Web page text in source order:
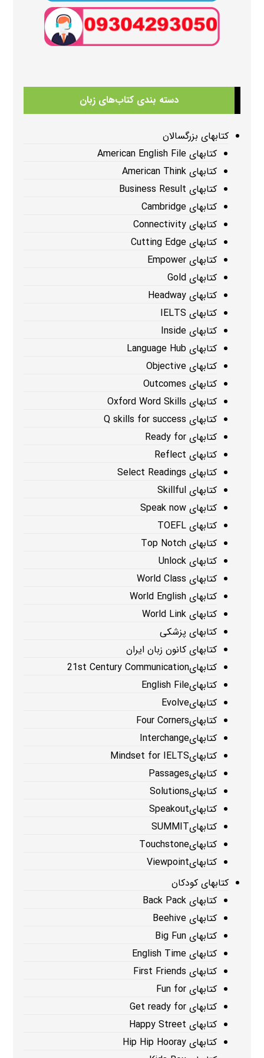
دسته بندی کتاب‌های زبان
کتابهای بزرگسالان
کتابهای American English File
کتابهای American Think
کتابهای Business Result
کتابهای Cambridge
کتابهای Connectivity
کتابهای Cutting Edge
کتابهای Empower
کتابهای Gold
کتابهای Headway
کتابهای IELTS
کتابهای Inside
کتابهای Language Hub
کتابهای Objective
کتابهای Outcomes
کتابهای Oxford Word Skills
کتابهای Q skills for success
کتابهای Ready for
کتابهای Reflect
کتابهای Select Readings
کتابهای Skillful
کتابهای Speak now
کتابهای TOEFL
کتابهای Top Notch
کتابهای Unlock
کتابهای World Class
کتابهای World English
کتابهای World Link
کتابهای پزشکی
کتابهای کانون زبان ایران
کتابهای21st Century Communication
کتابهایEnglish File
کتابهایEvolve
کتابهایFour Corners
کتابهایInterchange
کتابهایMindset for IELTS
کتابهایPassages
کتابهایSolutions
کتابهایSpeakout
کتابهایSUMMIT
کتابهایTouchstone
کتابهایViewpoint
کتابهای کودکان
کتابهای Back Pack
کتابهای Beehive
کتابهای Big Fun
کتابهای English Time
کتابهای First Friends
کتابهای Fun for
کتابهای Get ready for
کتابهای Happy Street
کتابهای Hip Hip Hooray